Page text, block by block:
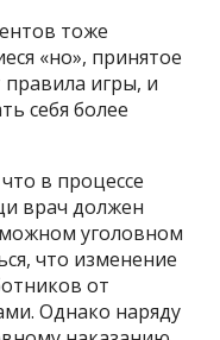
тоже
«но», принятое
игры, и
себя более
в процессе
врач должен
уголовном
что изменение
от
Однако наряду